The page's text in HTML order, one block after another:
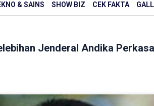
& SAINS SHOW BIZ CEK FAKTA
Jenderal Andika Perkasa